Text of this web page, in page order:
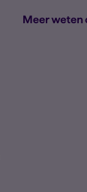
Meer weten